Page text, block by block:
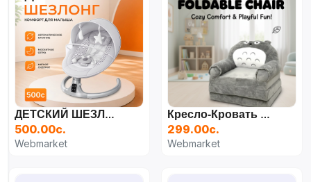
ДЕТСКИЙ ШЕЗЛОНГ
500.00с.
Webmarket
Кресло-Кровать Три Кота, Серый
299.00с.
Webmarket